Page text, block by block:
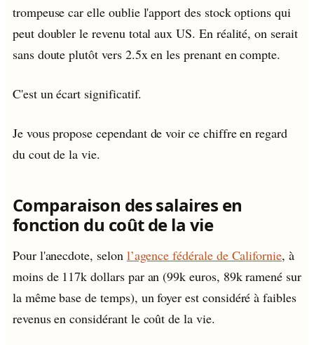
trompeuse car elle oublie l'apport des stock options qui
peut doubler le revenu total aux US. En réalité, on serait
sans doute plutôt vers 2.5x en les prenant en compte.
C'est un écart significatif.
Je vous propose cependant de voir ce chiffre en regard
du cout de la vie.
Comparaison des salaires en
fonction du coût de la vie
Pour l'anecdote, selon l’agence fédérale de Californie, à
moins de 117k dollars par an (99k euros, 89k ramené sur
la même base de temps), un foyer est considéré à faibles
revenus en considérant le coût de la vie.